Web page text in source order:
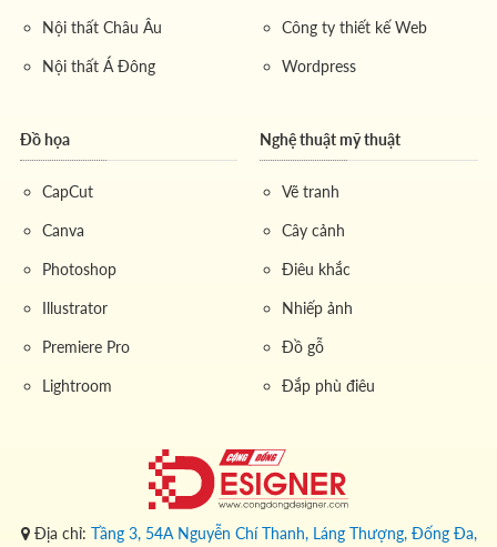
Nội thất Châu Âu
Nội thất Á Đông
Công ty thiết kế Web
Wordpress
Đồ họa
CapCut
Canva
Photoshop
Illustrator
Premiere Pro
Lightroom
Nghệ thuật mỹ thuật
Vẽ tranh
Cây cảnh
Điêu khắc
Nhiếp ảnh
Đồ gỗ
Đắp phù điêu
Địa chỉ: Tầng 3, 54A Nguyễn Chí Thanh, Láng Thượng, Đống Đa,